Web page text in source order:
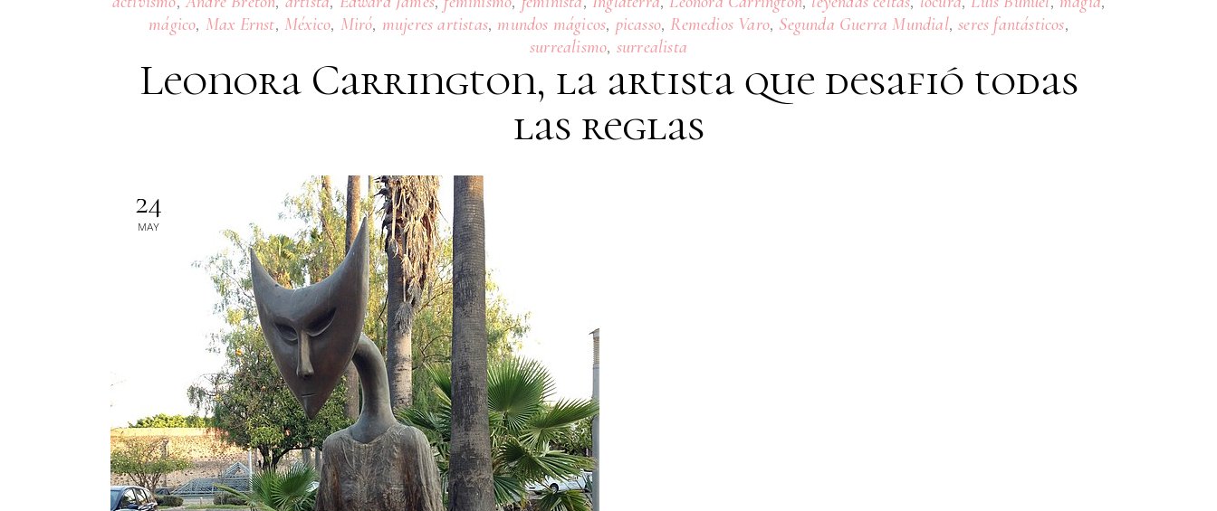
mágico, Max Ernst, México, Miró, mujeres artistas, mundos mágicos, picasso, Remedios Varo, Segunda Guerra Mundial,seres fantásticos,
surrealismo, surrealista
Leonora Carrington, la artista que desafió todas
las reglas
24
MAY